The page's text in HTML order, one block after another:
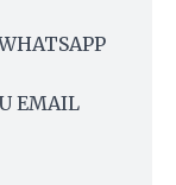
EMAIL